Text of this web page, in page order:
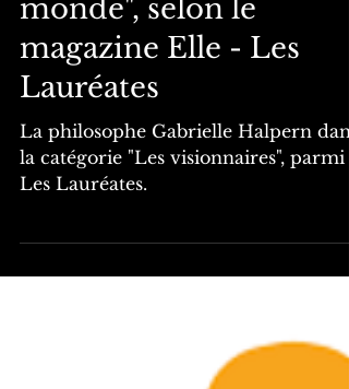
parmi "Les 30 femmes
qui vont changer le
monde", selon le
magazine Elle - Les
Lauréates
la catégorie "Les visionnaires", parmi
Les Lauréates.